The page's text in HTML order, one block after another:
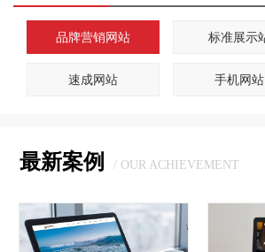
品牌营销网站 标准展示
速成网站 手机网站
最新案例 / OUR ACHIEVEMENT